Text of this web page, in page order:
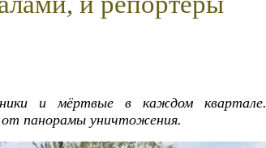
и мёртвые в каждом квартале.
панорамы уничтожения.